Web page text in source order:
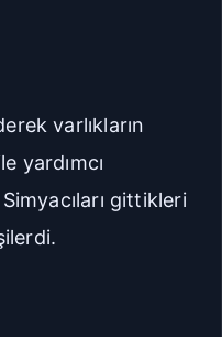
varlıkların
yardımcı
gittikleri